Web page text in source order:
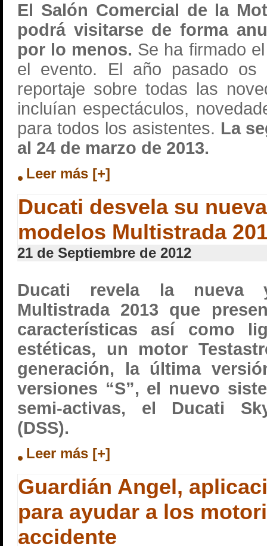
El Salón Comercial de la
podrá visitarse de forma
por lo menos. Se ha firmado
el evento. El año pasado os
reportaje sobre todas las
incluían espectáculos,
para todos los asistentes. La
al 24 de marzo de 2013.
Leer más [+]
Ducati desvela su
modelos Multistrada
21 de Septiembre de 2012
Ducati revela la nueva
Multistrada 2013 que
características así como
estéticas, un motor
generación, la última
versiones “S”, el nuevo
semi-activas, el Ducati
(DSS).
Leer más [+]
Guardián Angel,
para ayudar a los
accidente